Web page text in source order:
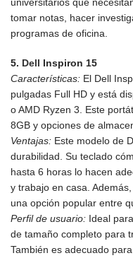
tomar notas, hacer
programas de oficina.
5. Dell Inspiron 15
Características: El Dell
pulgadas Full HD y está
o AMD Ryzen 3. Este
8GB y opciones de
Ventajas: Este modelo de
durabilidad. Su teclado
hasta 6 horas lo hacen
y trabajo en casa.
una opción popular entre
Perfil de usuario: Ideal
de tamaño completo para
También es adecuado